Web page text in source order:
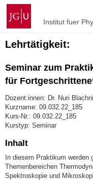
Zum
Inhalt
springen
Johannes
Gutenberg-
Universität
Mainz
Institut fuer
Lehrtätigkeit:
Seminar zum
für
Dozent:innen: Dr. Nuri
Kurzname: 09.032.22_185
Kurs-Nr.: 09.032.22_185
Kurstyp: Seminar
Inhalt
In diesem Praktikum werden
Themenbereichen
Spektroskopie und